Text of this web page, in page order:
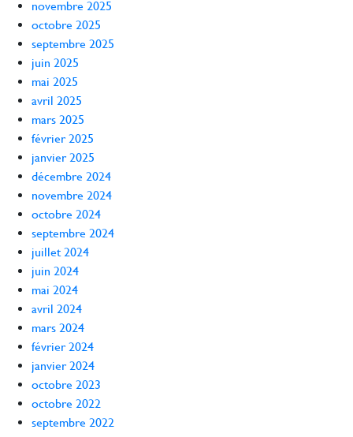
novembre 2025
octobre 2025
septembre 2025
juin 2025
mai 2025
avril 2025
mars 2025
février 2025
janvier 2025
décembre 2024
novembre 2024
octobre 2024
septembre 2024
juillet 2024
juin 2024
mai 2024
avril 2024
mars 2024
février 2024
janvier 2024
octobre 2023
octobre 2022
septembre 2022